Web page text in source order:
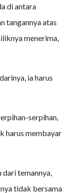
di antara
tangannya atas
menerima,
ia harus
serpihan,
harus membayar
dari temannya,
tidak bersama